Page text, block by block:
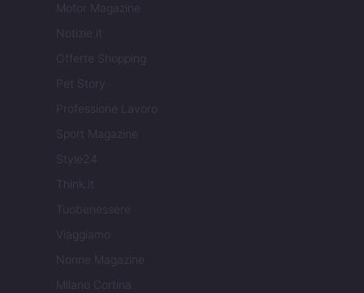
Motor Magazine
Notizie.it
Offerte Shopping
Pet Story
Professione Lavoro
Sport Magazine
Style24
Think.it
Tuobenessere
Viaggiamo
Nonne Magazine
Milano Cortina